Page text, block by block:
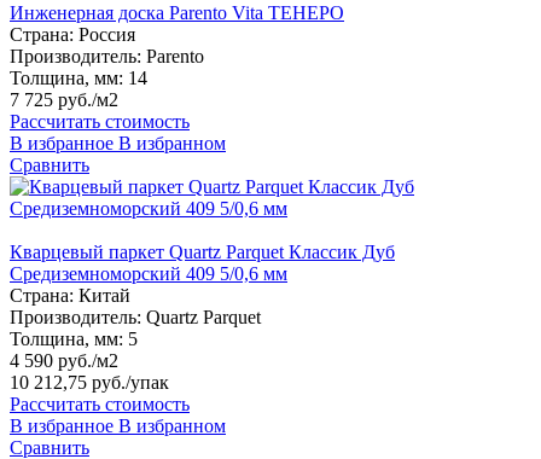
Инженерная доска Parento Vita ТЕНЕРО
Страна: Россия
Производитель: Parento
Толщина, мм: 14
7 725 руб./м2
Рассчитать стоимость
В избранное В избранном
Сравнить
Кварцевый паркет Quartz Parquet Классик Дуб
Средиземноморский 409 5/0,6 мм
Страна: Китай
Производитель: Quartz Parquet
Толщина, мм: 5
4 590 руб./м2
10 212,75 руб./упак
Рассчитать стоимость
В избранное В избранном
Сравнить